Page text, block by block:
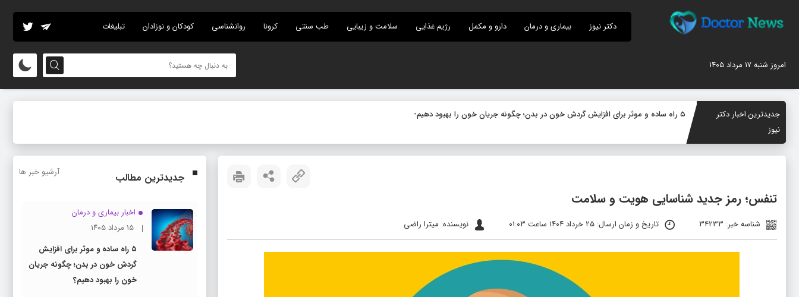
دکتر نیوز بیماری و درمان دارو و مکمل رژیم غذایی سلامت و زیبایی طب سنتی کرونا روانشناسی کودکان و نوزادان تبلیغات
امروز شنبه ۱۷ مرداد ۱۴۰۵
جدیدترین اخبار دکتر
نیوز
۵ راه ساده و موثر برای افزایش گردش خون در بدن؛ چگونه جریان خون را بهبود دهیم؟
تنفس؛ رمز جدید شناسایی هویت و سلامت
شناسه خبر: 34233 تاریخ و زمان ارسال: ۲۵ خرداد ۱۴۰۴ ساعت ۰۱:۰۳ نویسنده: میترا راضی
جدیدترین مطالب آرشیو خبر ها
اخبار بیماری و درمان
۱۵ مرداد ۱۴۰۵
۵ راه ساده و موثر برای افزایش
گردش خون در بدن؛ چگونه جریان
خون را بهبود دهیم؟